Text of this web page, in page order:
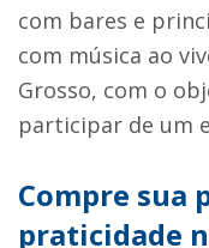
com bares e
com música ao
Grosso, com o
participar de um
Compre sua
praticidade